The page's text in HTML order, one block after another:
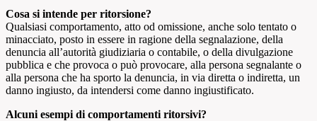
Cosa si intende per ritorsione?
Qualsiasi comportamento, atto od omissione, anche solo tentato o
minacciato, posto in essere in ragione della segnalazione, della
denuncia all’autorità giudiziaria o contabile, o della divulgazione
pubblica e che provoca o può provocare, alla persona segnalante o
alla persona che ha sporto la denuncia, in via diretta o indiretta, un
danno ingiusto, da intendersi come danno ingiustificato.
Alcuni esempi di comportamenti ritorsivi?